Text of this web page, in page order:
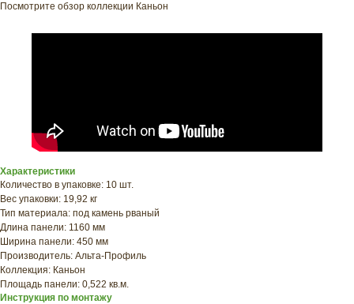
Посмотрите обзор коллекции Каньон
Характеристики
Количество в упаковке: 10 шт.
Вес упаковки: 19,92 кг
Тип материала: под камень рваный
Длина панели: 1160 мм
Ширина панели: 450 мм
Производитель: Альта-Профиль
Коллекция: Каньон
Площадь панели: 0,522 кв.м.
Инструкция по монтажу
ХОТИТЕ
ПРИЦЕНИТЬСЯ?
стоимость фасада
прямо сейчас